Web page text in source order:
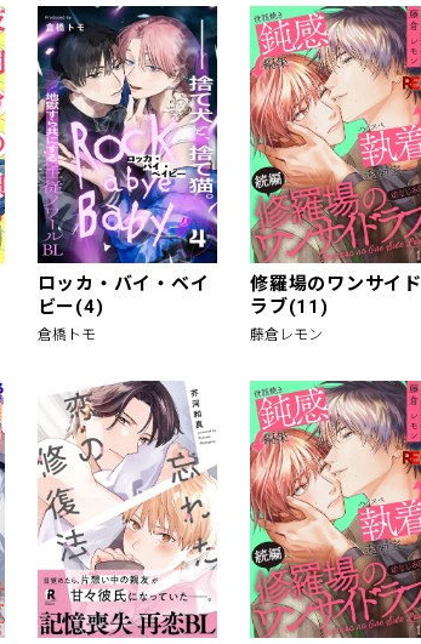
ロッカ・バイ・ベイ
ビー(4)
倉橋トモ
修羅場のワンサイド
ラブ(11)
藤倉レモン